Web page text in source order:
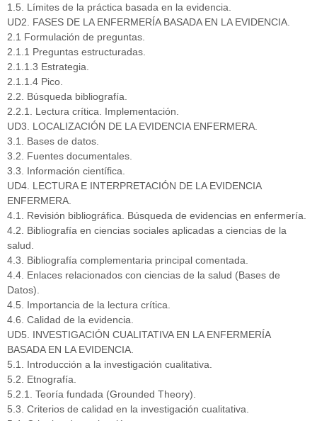
1.5. Límites de la práctica basada en la evidencia.
UD2. FASES DE LA ENFERMERÍA BASADA EN LA EVIDENCIA.
2.1 Formulación de preguntas.
2.1.1 Preguntas estructuradas.
2.1.1.3 Estrategia.
2.1.1.4 Pico.
2.2. Búsqueda bibliografía.
2.2.1. Lectura crítica. Implementación.
UD3. LOCALIZACIÓN DE LA EVIDENCIA ENFERMERA.
3.1. Bases de datos.
3.2. Fuentes documentales.
3.3. Información científica.
UD4. LECTURA E INTERPRETACIÓN DE LA EVIDENCIA
ENFERMERA.
4.1. Revisión bibliográfica. Búsqueda de evidencias en enfermería.
4.2. Bibliografía en ciencias sociales aplicadas a ciencias de la
salud.
4.3. Bibliografía complementaria principal comentada.
4.4. Enlaces relacionados con ciencias de la salud (Bases de
Datos).
4.5. Importancia de la lectura crítica.
4.6. Calidad de la evidencia.
UD5. INVESTIGACIÓN CUALITATIVA EN LA ENFERMERÍA
BASADA EN LA EVIDENCIA.
5.1. Introducción a la investigación cualitativa.
5.2. Etnografía.
5.2.1. Teoría fundada (Grounded Theory).
5.3. Criterios de calidad en la investigación cualitativa.